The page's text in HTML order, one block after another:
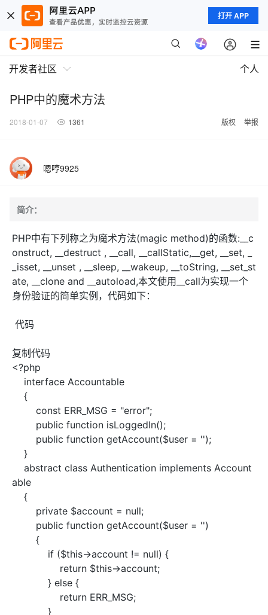
打开 APP
开发者社区 个人
PHP中的魔术方法
2018-01-07 1361 版权 举报
嗯哼9925
简介：
PHP中有下列称之为魔术方法(magic method)的函数:__c
onstruct, __destruct , __call, __callStatic,__get, __set, _
_isset, __unset , __sleep, __wakeup, __toString, __set_st
ate, __clone and __autoload,本文使用__call为实现一个
身份验证的简单实例，代码如下：
代码
复制代码
<?php
interface Accountable
{
const ERR_MSG = "error";
public function isLoggedIn();
public function getAccount($user = '');
}
abstract class Authentication implements Account
able
{
private $account = null;
public function getAccount($user = '')
{
if ($this->account != null) {
return $this->account;
} else {
return ERR_MSG;
}